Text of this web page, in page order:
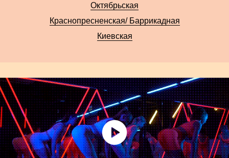
Октябрьская
Краснопресненская/ Баррикадная
Киевская